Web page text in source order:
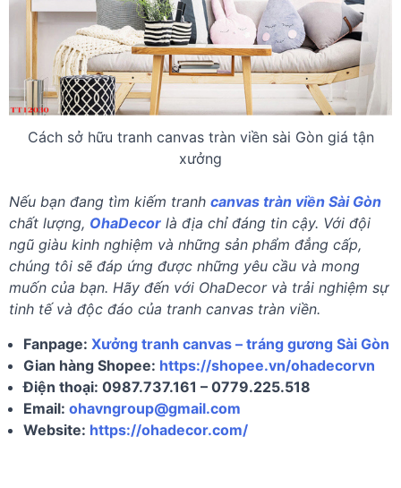
Cách sở hữu tranh canvas tràn viền sài Gòn giá tận
xưởng
Nếu bạn đang tìm kiếm tranh canvas tràn viền Sài Gòn
chất lượng, OhaDecor là địa chỉ đáng tin cậy. Với đội
ngũ giàu kinh nghiệm và những sản phẩm đẳng cấp,
chúng tôi sẽ đáp ứng được những yêu cầu và mong
muốn của bạn. Hãy đến với OhaDecor và trải nghiệm sự
tinh tế và độc đáo của tranh canvas tràn viền.
Fanpage: Xưởng tranh canvas – tráng gương Sài Gòn
Gian hàng Shopee: https://shopee.vn/ohadecorvn
Điện thoại: 0987.737.161 – 0779.225.518
Email: ohavngroup@gmail.com
Website: https://ohadecor.com/